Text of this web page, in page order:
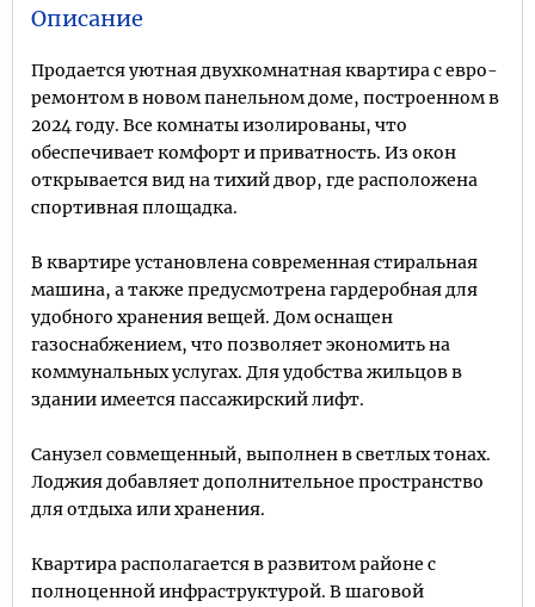
Описание
Продается уютная двухкомнатная квартира с евро-
ремонтом в новом панельном доме, построенном в
2024 году. Все комнаты изолированы, что
обеспечивает комфорт и приватность. Из окон
открывается вид на тихий двор, где расположена
спортивная площадка.
В квартире установлена современная стиральная
машина, а также предусмотрена гардеробная для
удобного хранения вещей. Дом оснащен
газоснабжением, что позволяет экономить на
коммунальных услугах. Для удобства жильцов в
здании имеется пассажирский лифт.
Санузел совмещенный, выполнен в светлых тонах.
Лоджия добавляет дополнительное пространство
для отдыха или хранения.
Квартира располагается в развитом районе с
полноценной инфраструктурой. В шаговой